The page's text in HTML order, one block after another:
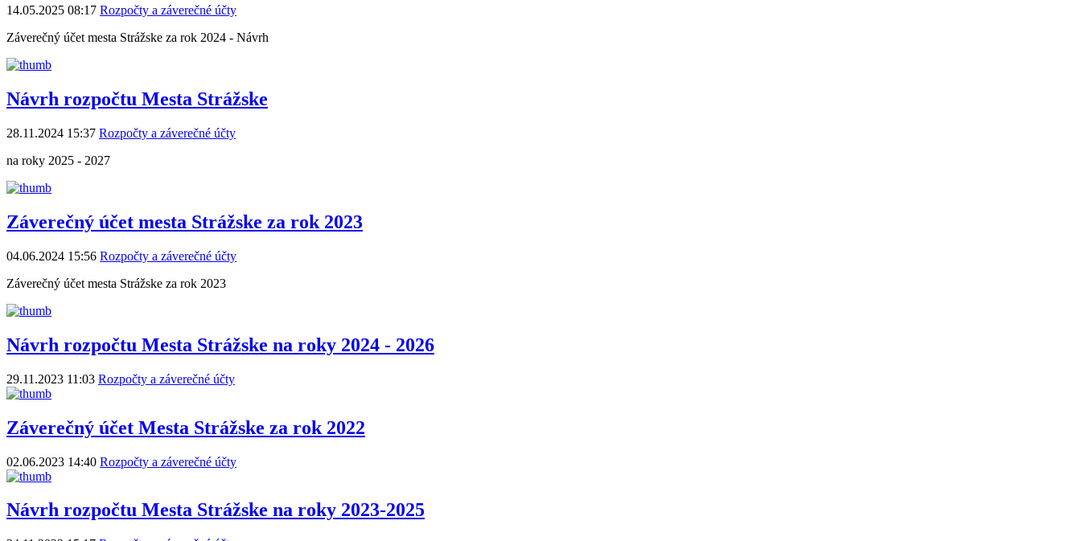
14.05.2025 08:17 Rozpočty a záverečné účty
Záverečný účet mesta Strážske za rok 2024 - Návrh
Návrh rozpočtu Mesta Strážske
28.11.2024 15:37 Rozpočty a záverečné účty
na roky 2025 - 2027
Záverečný účet mesta Strážske za rok 2023
04.06.2024 15:56 Rozpočty a záverečné účty
Záverečný účet mesta Strážske za rok 2023
Návrh rozpočtu Mesta Strážske na roky 2024 - 2026
29.11.2023 11:03 Rozpočty a záverečné účty
Záverečný účet Mesta Strážske za rok 2022
02.06.2023 14:40 Rozpočty a záverečné účty
Návrh rozpočtu Mesta Strážske na roky 2023-2025